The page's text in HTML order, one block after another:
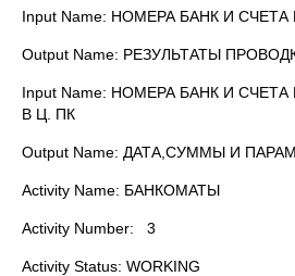
Input Name: НОМЕРА БАНК И
Output Name: РЕЗУЛЬТАТЫ
Input Name: НОМЕРА БАНК И
В Ц. ПК
Output Name: ДАТА,СУММЫ И
Activity Name: БАНКОМАТЫ
Activity Number: 3
Activity Status: WORKING